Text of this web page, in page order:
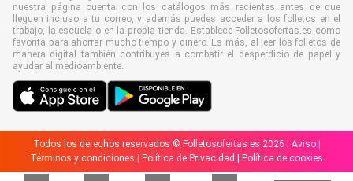
nuestra página cuenta con los catálogos más recientes antes de que
lleguen incluso a tu correo, y además puedes acceder a los folletos en el
trabajo, la escuela o en la propia tienda. Establece Folletosofertas.es como
favorita para ahorrar mucho tiempo y dinero. Es más, al leer los folletos de
manera digital también contribuyes a combatir el desperdicio de papel y
ayudar al medioambiente.
Todos los derechos reservados © Folletosofertas.es 2026 | Aviso|
Términos y condiciones | Política de Privacidad | Política de cookies